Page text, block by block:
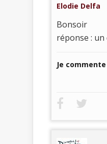
Elodie Delfa
Bonsoir
réponse : un
Je commente